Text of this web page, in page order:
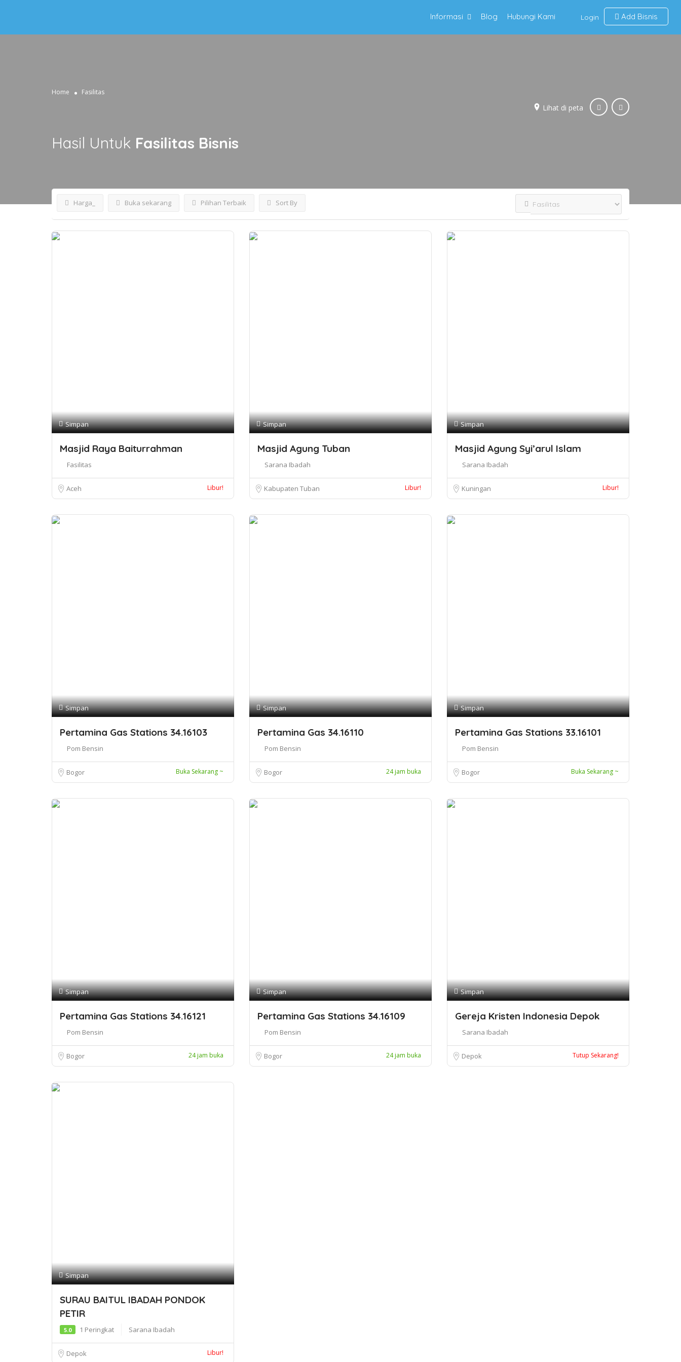
Login Add Bisnis
Informasi Blog Hubungi Kami
Home Fasilitas
Lihat di peta
Hasil Untuk Fasilitas Bisnis
Harga_ Buka sekarang Pilihan Terbaik Sort By
Simpan
Masjid Raya Baiturrahman
Fasilitas
Aceh Libur!
Simpan
Masjid Agung Tuban
Sarana Ibadah
Kabupaten Tuban Libur!
Simpan
Masjid Agung Syi’arul Islam
Sarana Ibadah
Kuningan Libur!
Simpan
Pertamina Gas Stations 34.16103
Pom Bensin
Bogor Buka Sekarang ~
Simpan
Pertamina Gas 34.16110
Pom Bensin
Bogor 24 jam buka
Simpan
Pertamina Gas Stations 33.16101
Pom Bensin
Bogor Buka Sekarang ~
Simpan
Pertamina Gas Stations 34.16121
Pom Bensin
Bogor 24 jam buka
Simpan
Pertamina Gas Stations 34.16109
Pom Bensin
Bogor 24 jam buka
Simpan
Gereja Kristen Indonesia Depok
Sarana Ibadah
Depok Tutup Sekarang!
Simpan
SURAU BAITUL IBADAH PONDOK
PETIR
5.0 1 Peringkat Sarana Ibadah
Depok Libur!